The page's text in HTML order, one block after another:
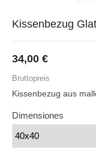
Kissenbezug
34,00 €
Bruttopreis
Kissenbezug aus
Dimensiones